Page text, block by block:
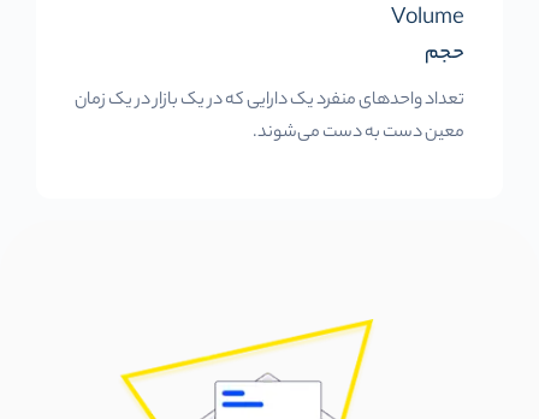
Volume
حجم
تعداد واحدهای منفرد یک دارایی که در یک بازار در یک زمان
معین دست به دست می‌شوند.